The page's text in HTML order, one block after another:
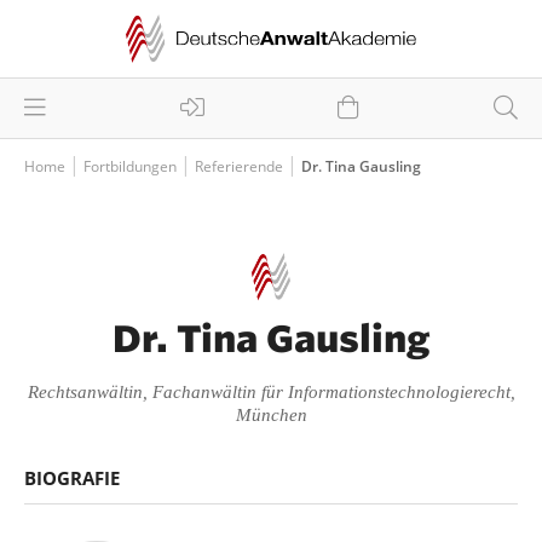
Home Fortbildungen Referierende Dr. Tina Gausling
Dr. Tina Gausling
Rechtsanwältin, Fachanwältin für Informationstechnologierecht,
München
BIOGRAFIE